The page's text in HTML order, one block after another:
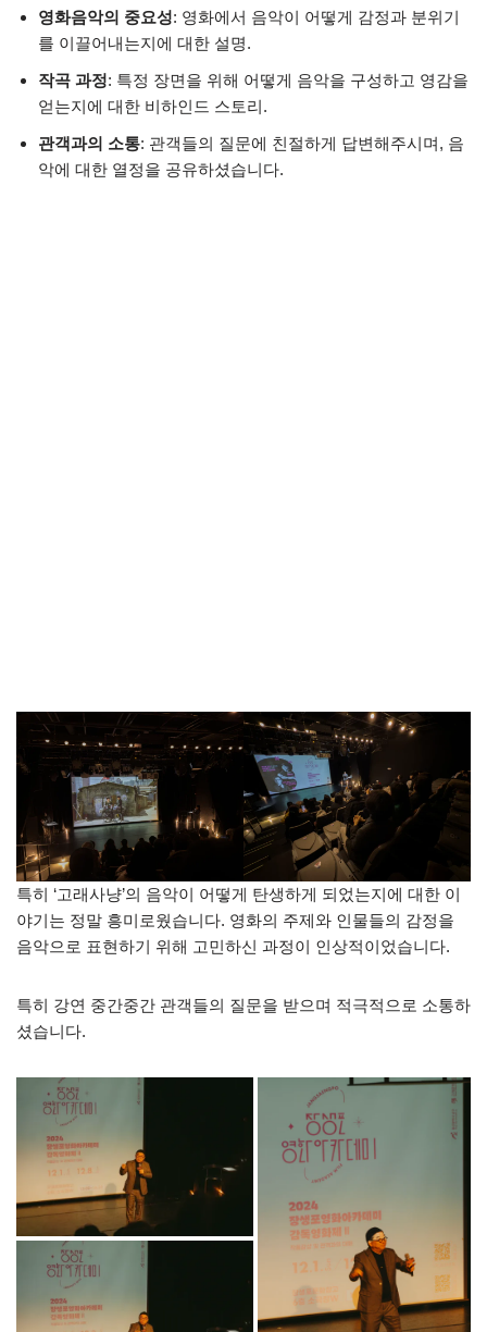
영화음악의 중요성: 영화에서 음악이 어떻게 감정과 분위기
를 이끌어내는지에 대한 설명.
작곡 과정: 특정 장면을 위해 어떻게 음악을 구성하고 영감을
얻는지에 대한 비하인드 스토리.
관객과의 소통: 관객들의 질문에 친절하게 답변해주시며, 음
악에 대한 열정을 공유하셨습니다.
특히 ‘고래사냥’의 음악이 어떻게 탄생하게 되었는지에 대한 이
야기는 정말 흥미로웠습니다. 영화의 주제와 인물들의 감정을
음악으로 표현하기 위해 고민하신 과정이 인상적이었습니다.
특히 강연 중간중간 관객들의 질문을 받으며 적극적으로 소통하
셨습니다.